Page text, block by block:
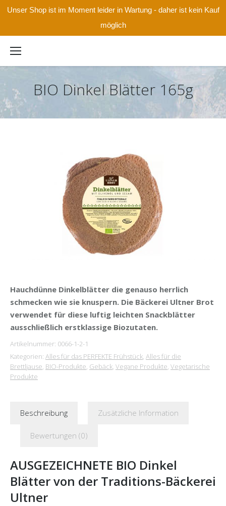
Unser Shop ist im Moment leider in Wartung - daher ist kein Kauf
möglich
BIO Dinkel Blätter 165g
Hauchdünne Dinkelblätter die genauso herrlich
schmecken wie sie knuspern. Die Bäckerei Ultner Brot
verwendet für diese luftig leichten Snackblätter
ausschließlich erstklassige Biozutaten.
Artikelnummer: 0066-1-2-1
Kategorien: Alles für das PERFEKTE Frühstück, Alles für die
Brettljause, BIO-Produkte, Gebäck, Vegane Produkte, Vegetarische
Produkte
Beschreibung Zusätzliche Information
Bewertungen (0)
AUSGEZEICHNETE BIO Dinkel
Blätter von der Traditions-Bäckerei
Ultner